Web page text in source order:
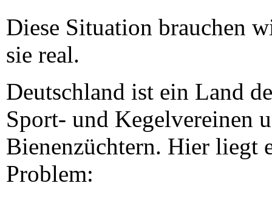
Diese Situation brauchen
sie real.
Deutschland ist ein Land
Sport- und Kegelvereinen
Bienenzüchtern. Hier liegt
Problem: